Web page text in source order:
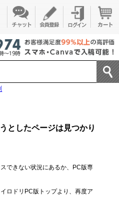
としたページは見つかり
できない状況にあるか、PC版専
ロドリPC版トップより、再度ア